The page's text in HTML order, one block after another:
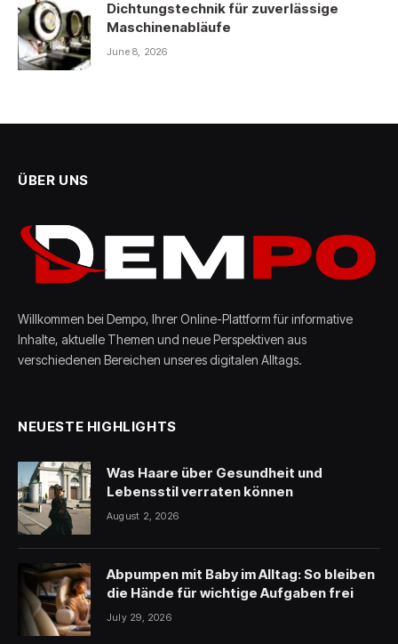
Dichtungstechnik für zuverlässige
Maschinenabläufe
June 8, 2026
ÜBER UNS
Willkommen bei Dempo, Ihrer Online-Plattform für informative
Inhalte, aktuelle Themen und neue Perspektiven aus
verschiedenen Bereichen unseres digitalen Alltags.
NEUESTE HIGHLIGHTS
Was Haare über Gesundheit und
Lebensstil verraten können
August 2, 2026
Abpumpen mit Baby im Alltag: So bleiben
die Hände für wichtige Aufgaben frei
July 29, 2026